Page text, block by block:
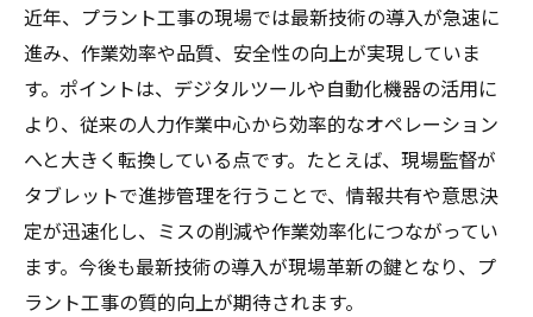
プラント工事の進化が福岡県で加速中
福岡県のプラント工事進化を支える注目ポ
イント
最新技術導入で進化するプラント工事の現
状
プラント工事における地域産業との連携強
化策
福岡県で加速するプラント工事効率化の背
近年、プラント工事の現場では最新技術の導入が急速に
進み、作業効率や品質、安全性の向上が実現していま
す。ポイントは、デジタルツールや自動化機器の活用に
より、従来の人力作業中心から効率的なオペレーション
へと大きく転換している点です。たとえば、現場監督が
タブレットで進捗管理を行うことで、情報共有や意思決
定が迅速化し、ミスの削減や作業効率化につながってい
ます。今後も最新技術の導入が現場革新の鍵となり、プ
ラント工事の質的向上が期待されます。